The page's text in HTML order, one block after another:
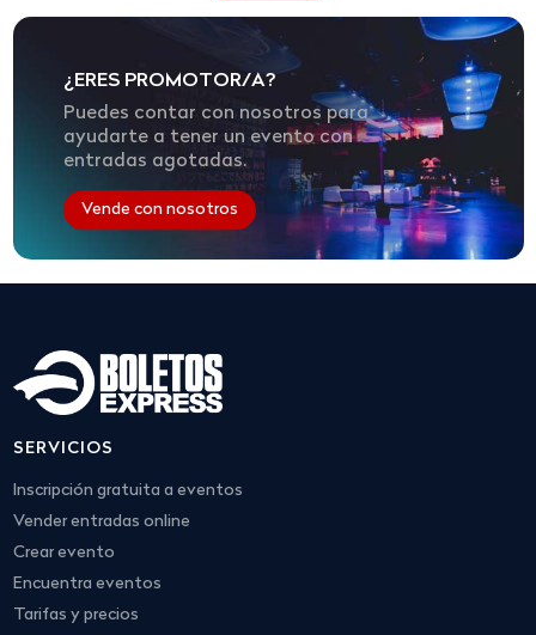
¿ERES PROMOTOR/A?
Puedes contar con nosotros para
ayudarte a tener un evento con
entradas agotadas.
Vende con nosotros
SERVICIOS
Inscripción gratuita a eventos
Vender entradas online
Crear evento
Encuentra eventos
Tarifas y precios